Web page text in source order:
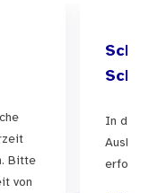
Bitte
von
In der